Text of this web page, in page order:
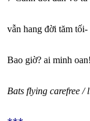
vẫn hang đời tăm tối-
Bao giờ? ai minh oan!
Bats flying carefree /